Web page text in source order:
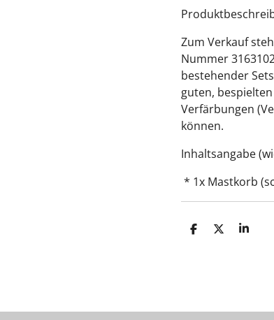
Zum Verkauf
Nummer
bestehender
guten,
Verfärbungen
können.
Inhaltsangabe
* 1x Mastkorb
T
T
T